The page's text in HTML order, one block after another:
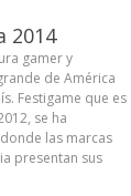
2014
gamer y
de América
Festigame que es
se ha
las marcas
presentan sus